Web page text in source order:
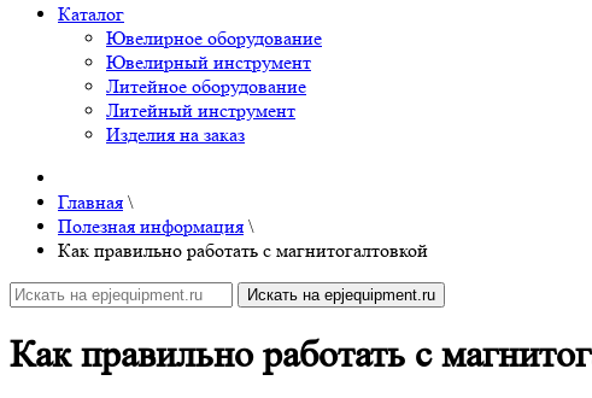
Каталог
Ювелирное оборудование
Ювелирный инструмент
Литейное оборудование
Литейный инструмент
Изделия на заказ
Главная \
Полезная информация \
Как правильно работать с магнитогалтовкой
Как правильно работать с